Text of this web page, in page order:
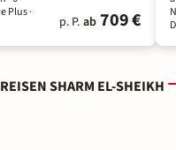
Plus·
p. P. ab 709 €
SHARM EL-SHEIKH